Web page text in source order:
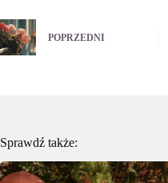
POPRZEDNI
Sprawdź także: